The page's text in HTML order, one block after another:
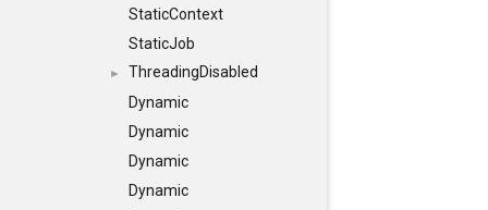
StaticContext
StaticJob
►
ThreadingDisabled
Dynamic
Dynamic
Dynamic
Dynamic